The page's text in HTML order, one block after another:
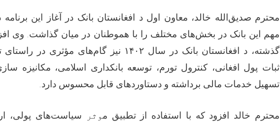
محترم صدیق‌الله خالد، معاون اول د افغانستان بانک در آغاز این برنامه
مهم این بانک در بخش‌های مختلف را با هموطنان در میان گذاشت. وی
گذشته، د افغانستان بانک در سال ۱۴۰۲ نیز گام‌های مؤثری در راستای
ثبات پول افغانی، کنترول تورم، توسعه بانکداری اسلامی، مکانیزه
تسهیل خدمات مالی برداشته و دستاوردهای قابل‌ محسوس دارد.
محترم خالد افزود که با استفاده از تطبیق موثر
سیاست‌های پولی،